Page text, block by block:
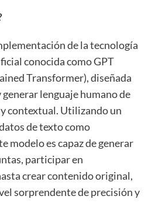
de la tecnología
conocida como GPT
Transformer), diseñada
lenguaje humano de
contextual. Utilizando un
de texto como
modelo es capaz de generar
participar en
crear contenido original,
sorprendente de precisión y